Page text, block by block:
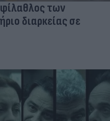
των
διαρκείας σε